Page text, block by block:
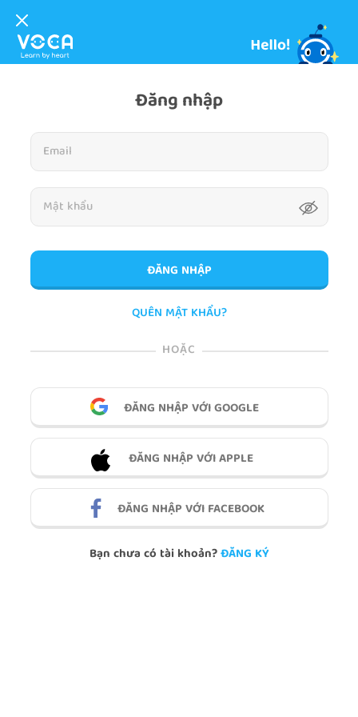
Đăng nhập
ĐĂNG NHẬP
QUÊN MẬT KHẨU?
HOẶC
ĐĂNG NHẬP VỚI GOOGLE
ĐĂNG NHẬP VỚI APPLE
ĐĂNG NHẬP VỚI FACEBOOK
Bạn chưa có tài khoản?ĐĂNG KÝ